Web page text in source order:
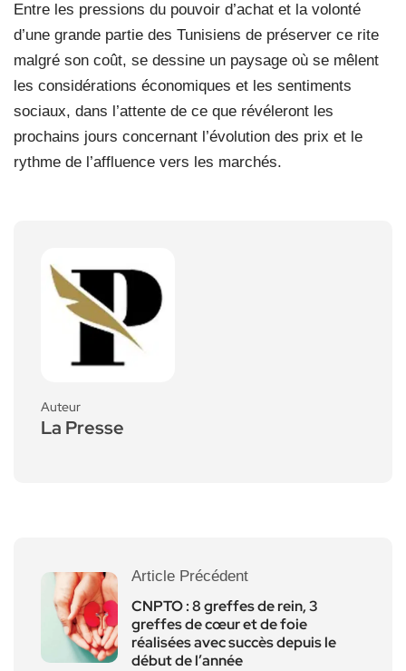
Entre les pressions du pouvoir d’achat et la volonté
d’une grande partie des Tunisiens de préserver ce rite
malgré son coût, se dessine un paysage où se mêlent
les considérations économiques et les sentiments
sociaux, dans l’attente de ce que révéleront les
prochains jours concernant l’évolution des prix et le
rythme de l’affluence vers les marchés.
Auteur
La Presse
Article Précédent
CNPTO : 8 greffes de rein, 3
greffes de cœur et de foie
réalisées avec succès depuis le
début de l’année